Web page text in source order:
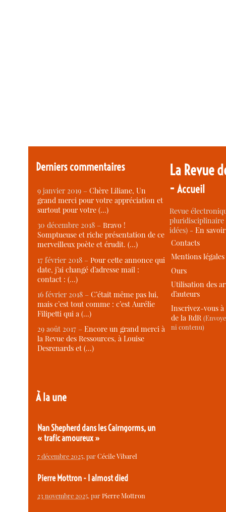
Derniers commentaires
9 janvier 2019 –Chère Liliane, Un
grand merci pour votre appréciation et
surtout pour votre (…)
30 décembre 2018 –Bravo !
Somptueuse et riche présentation de ce
merveilleux poète et érudit. (…)
17 février 2018 –Pour cette annonce qui
date, j’ai changé d’adresse mail :
contact : (…)
16 février 2018 –C’était même pas lui,
mais c’est tout comme : c’est Aurélie
Filipetti qui a (…)
29 août 2017 –Encore un grand merci à
la Revue des Ressources, à Louise
Desrenards et (…)
À la une
Nan Shepherd dans les Cairngorms, un
« trafic amoureux »
7 décembre 2025, parCécile Vibarel
Pierre Mottron - I almost died
23 novembre 2025, parPierre Mottron
La Revue
-Accueil
Revue
idées) -En
Contacts
Mentions légales
Ours
Utilisation des
d’auteurs
Inscrivez-vous
de la RdR
ni contenu)